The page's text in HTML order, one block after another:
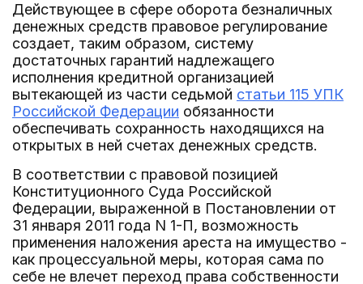
Действующее в сфере оборота безналичных
денежных средств правовое регулирование
создает, таким образом, систему
достаточных гарантий надлежащего
исполнения кредитной организацией
вытекающей из части седьмой статьи 115 УПК
Российской Федерации обязанности
обеспечивать сохранность находящихся на
открытых в ней счетах денежных средств.
В соответствии с правовой позицией
Конституционного Суда Российской
Федерации, выраженной в Постановлении от
31 января 2011 года N 1-П, возможность
применения наложения ареста на имущество -
как процессуальной меры, которая сама по
себе не влечет переход права собственности